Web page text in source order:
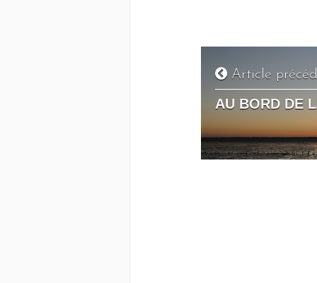
Article
AU BORD DE